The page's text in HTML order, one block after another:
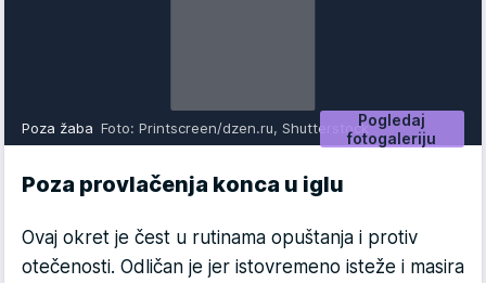
Pogledaj
fotogaleriju
Poza žaba Foto: Printscreen/dzen.ru, Shutterstock
Poza provlačenja konca u iglu
Ovaj okret je čest u rutinama opuštanja i protiv
otečenosti. Odličan je jer istovremeno isteže i masira